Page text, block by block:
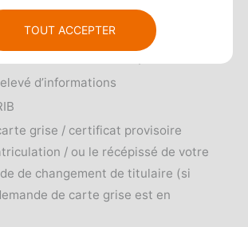
:
d’informations
grise / certificat provisoire
/ ou le récépissé de votre
de changement de titulaire (si
de carte grise est en
TOUT ACCEPTER